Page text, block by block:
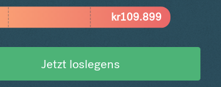
kr109.899
Jetzt loslegens